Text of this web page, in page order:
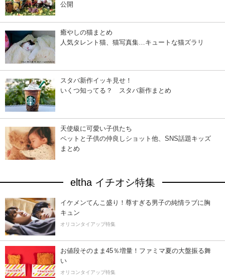
公開
癒やしの猫まとめ
人気タレント猫、猫写真集…キュートな猫ズラリ
スタバ新作イッキ見せ！
いくつ知ってる？ スタバ新作まとめ
天使級に可愛い子供たち
ペットと子供の仲良しショット他、SNS話題キッズ
まとめ
eltha イチオシ特集
イケメンてんこ盛り！尊すぎる男子の純情ラブに胸
キュン
オリコンタイアップ特集
お値段そのまま45％増量！ファミマ夏の大盤振る舞
い
オリコンタイアップ特集